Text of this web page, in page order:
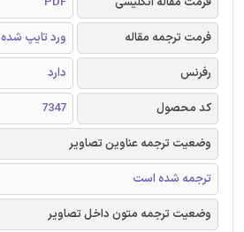
فرمت ترجمه مقاله
ورد تایپ شده
رفرنس
دارد
کد محصول
7347
وضعیت ترجمه عناوین تصاویر
ترجمه شده است
وضعیت ترجمه متون داخل تصاویر